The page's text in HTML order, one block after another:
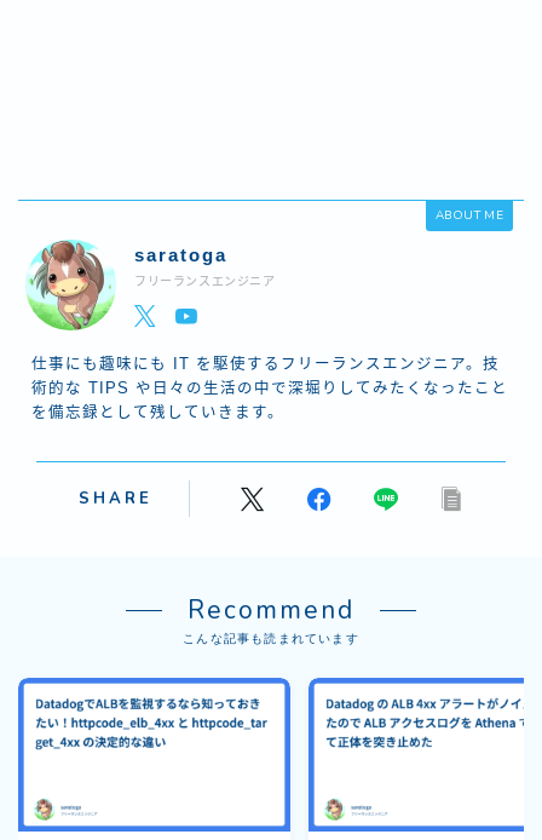
ABOUT ME
saratoga
フリーランスエンジニア
仕事にも趣味にも IT を駆使するフリーランスエンジニア。技
術的な TIPS や日々の生活の中で深堀りしてみたくなったこと
を備忘録として残していきます。
SHARE
Recommend
こんな記事も読まれています